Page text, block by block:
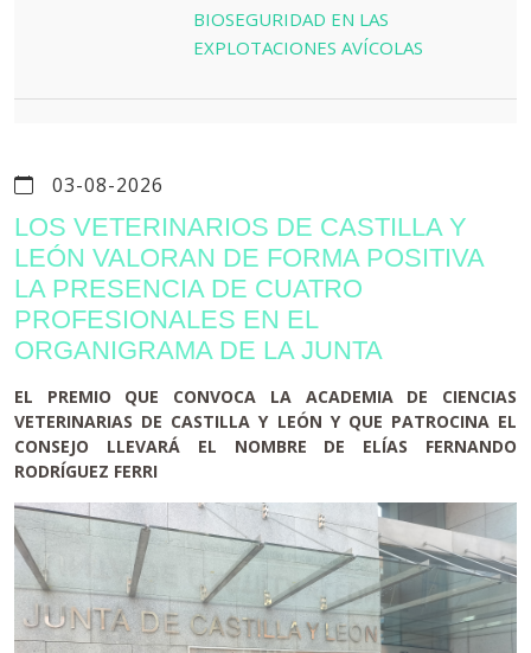
BIOSEGURIDAD EN LAS
EXPLOTACIONES AVÍCOLAS
03-08-2026
LOS VETERINARIOS DE CASTILLA Y
LEÓN VALORAN DE FORMA POSITIVA
LA PRESENCIA DE CUATRO
PROFESIONALES EN EL
ORGANIGRAMA DE LA JUNTA
EL PREMIO QUE CONVOCA LA ACADEMIA DE CIENCIAS
VETERINARIAS DE CASTILLA Y LEÓN Y QUE PATROCINA EL
CONSEJO LLEVARÁ EL NOMBRE DE ELÍAS FERNANDO
RODRÍGUEZ FERRI